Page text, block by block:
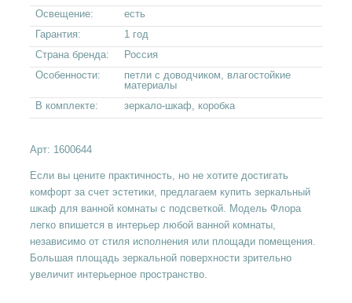
Освещение:
есть
Гарантия:
1 год
Страна бренда:
Россия
Особенности:
петли с доводчиком, влагостойкие
материалы
В комплекте:
зеркало-шкаф, коробка
Арт: 1600644
Если вы цените практичность, но не хотите достигать
комфорт за счет эстетики, предлагаем купить зеркальный
шкаф для ванной комнаты с подсветкой. Модель Флора
легко впишется в интерьер любой ванной комнаты,
независимо от стиля исполнения или площади помещения.
Большая площадь зеркальной поверхности зрительно
увеличит интерьерное пространство.